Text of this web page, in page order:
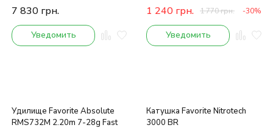
7 830 грн.
Уведомить
1 240 грн. 1 770грн. -30%
Уведомить
Удилище Favorite Absolute
RMS732M 2.20m 7-28g Fast
Катушка Favorite Nitrotech
3000 BR